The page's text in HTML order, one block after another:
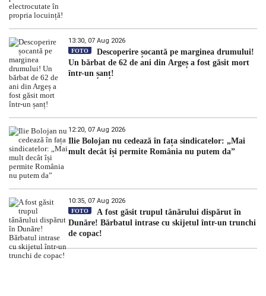
13:30, 07 Aug 2026
FOTO
Descoperire șocantă pe marginea drumului!
Un bărbat de 62 de ani din Argeș a fost găsit mort
într-un șanț!
12:20, 07 Aug 2026
Ilie Bolojan nu cedează în fața sindicatelor: „Mai
mult decât își permite România nu putem da”
10:35, 07 Aug 2026
FOTO
A fost găsit trupul tânărului dispărut în
Dunăre! Bărbatul intrase cu skijetul într-un trunchi
de copac!